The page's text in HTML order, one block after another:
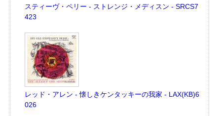
スティーヴ・ペリー - ストレンジ・メディスン - SRCS7
423
レッド・アレン - 懐しきケンタッキーの我家 - LAX(KB)6
026